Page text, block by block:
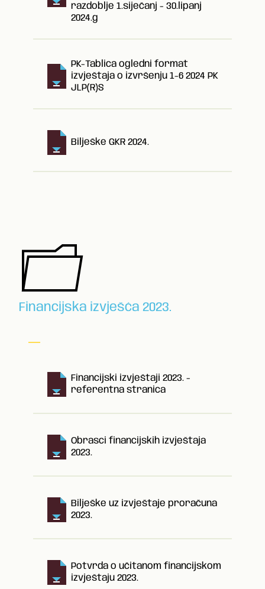
razdoblje 1.siječanj - 30.lipanj
2024.g
PK-Tablica ogledni format
izvještaja o izvršenju 1-6 2024 PK
JLP(R)S
Bilješke GKR 2024.
Financijska izvješća 2023.
Financijski izvještaji 2023. -
referentna stranica
Obrasci financijskih izvještaja
2023.
Bilješke uz izvještaje proračuna
2023.
Potvrda o učitanom financijskom
izvještaju 2023.